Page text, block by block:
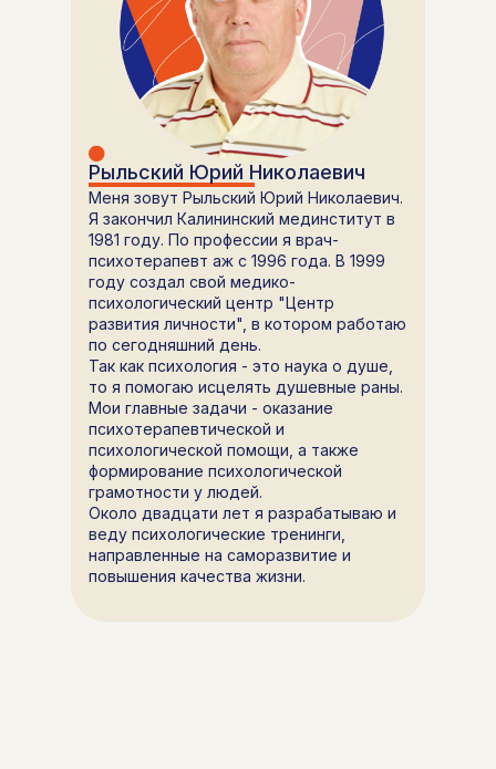
Рыльский Юрий Николаевич
Меня зовут Рыльский Юрий Николаевич.
Я закончил Калининский мединститут в
1981 году. По профессии я врач-
психотерапевт аж с 1996 года. В 1999
году создал свой медико-
психологический центр "Центр
развития личности", в котором работаю
по сегодняшний день.
Так как психология - это наука о душе,
то я помогаю исцелять душевные раны.
Мои главные задачи - оказание
психотерапевтической и
психологической помощи, а также
формирование психологической
грамотности у людей.
Около двадцати лет я разрабатываю и
веду психологические тренинги,
направленные на саморазвитие и
повышения качества жизни.